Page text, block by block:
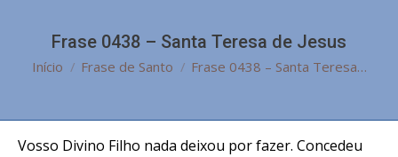
Frase 0438 – Santa Teresa de Jesus
Você está aqui:
Início Frase de Santo Frase 0438 – Santa Teresa…
Vosso Divino Filho nada deixou por fazer. Concedeu